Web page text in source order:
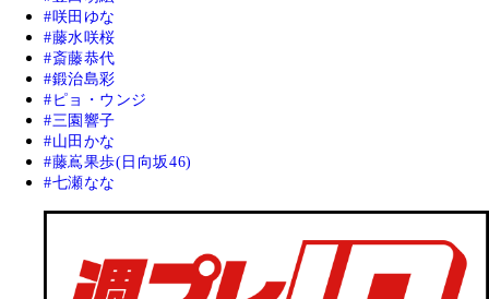
咲田ゆな
藤水咲桜
斎藤恭代
鍛治島彩
ピョ・ウンジ
三園響子
山田かな
藤嶌果歩(日向坂46)
七瀬なな